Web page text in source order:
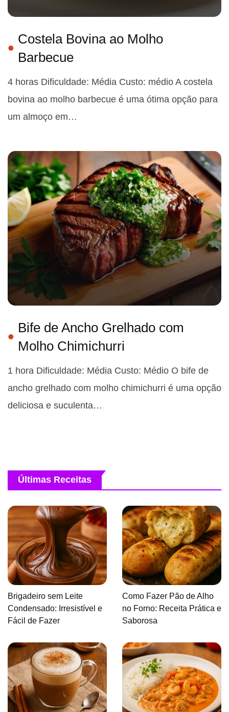
Costela Bovina ao Molho
Barbecue
4 horas Dificuldade: Média Custo: médio A costela
bovina ao molho barbecue é uma ótima opção para
um almoço em…
Bife de Ancho Grelhado com
Molho Chimichurri
1 hora Dificuldade: Média Custo: Médio O bife de
ancho grelhado com molho chimichurri é uma opção
deliciosa e suculenta…
Últimas Receitas
Brigadeiro sem Leite
Condensado: Irresistível e
Fácil de Fazer
Como Fazer Pão de Alho
no Forno: Receita Prática e
Saborosa